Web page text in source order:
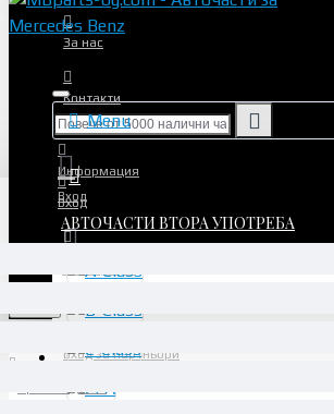
За нас
Контакти
Информация
Вход за партньори
Вход
Menu
АВТОЧАСТИ ВТОРА УПОТРЕБА
Вход